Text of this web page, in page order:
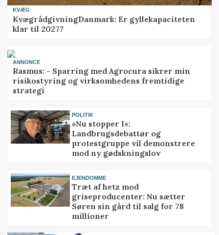
KVÆG
KvægrådgivningDanmark: Er gyllekapaciteten
klar til 2027?
ANNONCE
Rasmus: - Sparring med Agrocura sikrer min
risikostyring og virksomhedens fremtidige
strategi
POLITIK
»Nu stopper I«:
Landbrugsdebattør og
protestgruppe vil demonstrere
mod ny gødskningslov
EJENDOMME
Træt af hetz mod
griseproducenter: Nu sætter
Søren sin gård til salg for 78
millioner